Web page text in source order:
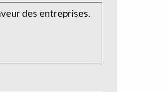
des entreprises.